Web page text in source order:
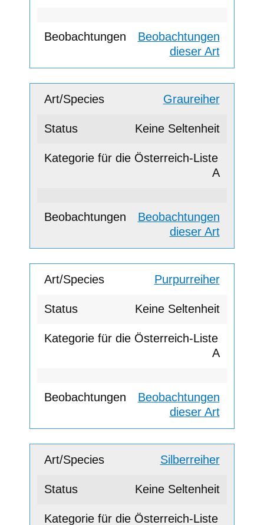
Beobachtungen
dieser Art
Graureiher
Keine Seltenheit
A
Beobachtungen
dieser Art
Purpurreiher
Keine Seltenheit
A
Beobachtungen
dieser Art
Silberreiher
Keine Seltenheit